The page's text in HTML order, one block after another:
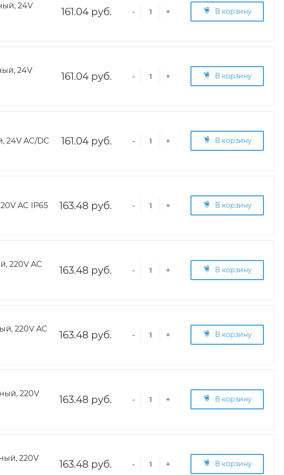
24V
161.04 руб. - + В корзину
24V
161.04 руб. - + В корзину
24V AC/DC 161.04 руб. - + В корзину
AC IP65 163.48 руб. - + В корзину
220V AC
163.48 руб. - + В корзину
220V AC
163.48 руб. - + В корзину
220V
163.48 руб. - + В корзину
220V
163.48 руб. - + В корзину